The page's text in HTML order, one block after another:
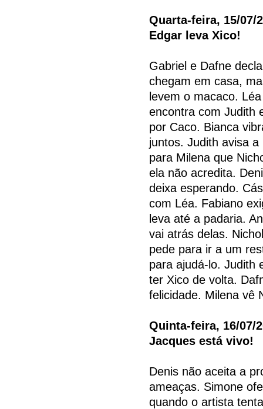
Quarta-feira, 15/07/
Edgar leva Xico!
Gabriel e Dafne
chegam em casa,
levem o macaco.
encontra com Judith
por Caco. Bianca
juntos. Judith avisa
para Milena que
ela não acredita.
deixa esperando.
com Léa. Fabiano
leva até a padaria.
vai atrás delas.
pede para ir a um
para ajudá-lo. Judith
ter Xico de volta.
felicidade. Milena vê
Quinta-feira, 16/07/
Jacques está vivo!
Denis não aceita a
ameaças. Simone
quando o artista